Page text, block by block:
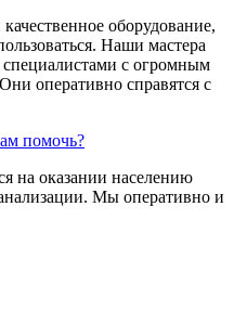
оборудование,
Наши мастера
с огромным
оперативно справятся с
помочь?
на оказании населению
Мы оперативно и